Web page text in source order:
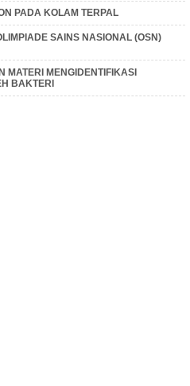
PADA KOLAM TERPAL
SAINS NASIONAL (OSN)
MATERI MENGIDENTIFIKASI
BAKTERI